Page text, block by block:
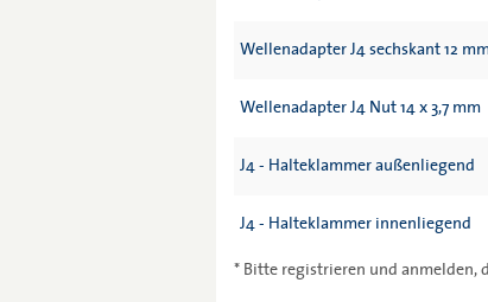
Wellenadapter J4 sechskant 12
Wellenadapter J4 Nut 14 x 3,7 mm
J4 - Halteklammer außenliegend
J4 - Halteklammer innenliegend
* Bitte registrieren und anmelden,